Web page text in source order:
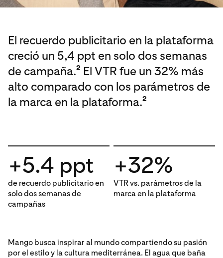
El recuerdo publicitario en la plataforma
creció un 5,4 ppt en solo dos semanas
de campaña.2 El VTR fue un 32% más
alto comparado con los parámetros de
la marca en la plataforma.2
+5.4 ppt
de recuerdo publicitario en
solo dos semanas de
campañas
+32%
VTR vs. parámetros de la
marca en la plataforma
Mango busca inspirar al mundo compartiendo su pasión
por el estilo y la cultura mediterránea. El agua que baña